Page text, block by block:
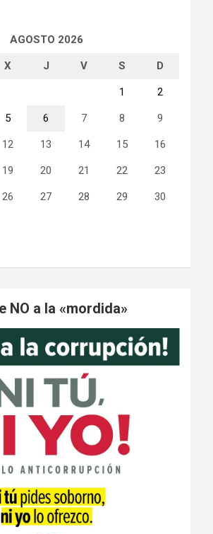
AGOSTO 2026
X J V S D
1 2
5 6 7 8 9
12 13 14 15 16
19 20 21 22 23
26 27 28 29 30
NO a la «mordida»